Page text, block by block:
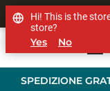
SPEDIZIONE
Hi! This is the
store?
Yes No